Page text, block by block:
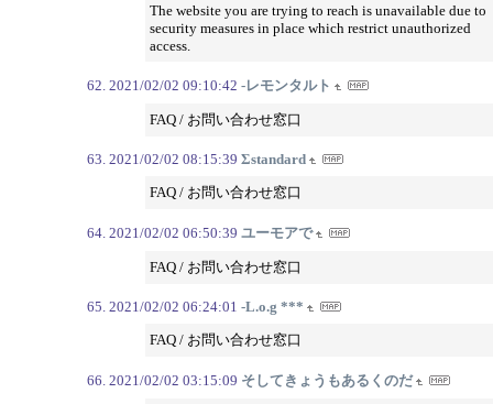
The website you are trying to reach is unavailable due to
security measures in place which restrict unauthorized
access.
2021/02/02 09:10:42 -レモンタルト
FAQ / お問い合わせ窓口
2021/02/02 08:15:39 Σstandard
FAQ / お問い合わせ窓口
2021/02/02 06:50:39 ユーモアで
FAQ / お問い合わせ窓口
2021/02/02 06:24:01 -L.o.g ***
FAQ / お問い合わせ窓口
2021/02/02 03:15:09 そしてきょうもあるくのだ